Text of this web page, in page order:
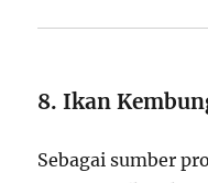
8. Ikan
Sebagai sumber